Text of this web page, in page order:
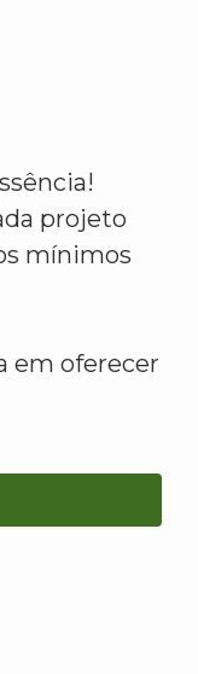
projeto
mínimos
em oferecer